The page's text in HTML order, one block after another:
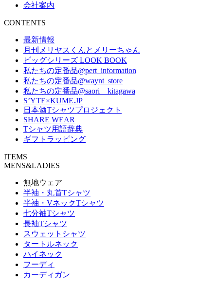
会社案内
CONTENTS
最新情報
月刊メリヤスくんとメリーちゃん
ビッグシリーズ LOOK BOOK
私たちの定番品@pert_information
私たちの定番品@waynt_store
私たちの定番品@saori__kitagawa
S’YTE×KUME.JP
日本酒Tシャツプロジェクト
SHARE WEAR
Tシャツ用語辞典
ギフトラッピング
ITEMS
MENS&LADIES
無地ウェア
半袖・丸首Tシャツ
半袖・VネックTシャツ
七分袖Tシャツ
長袖Tシャツ
スウェットシャツ
タートルネック
ハイネック
フーディ
カーディガン